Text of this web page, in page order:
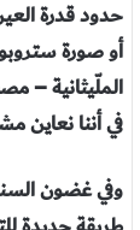
أو صورة
الملّيثانية –
في أننا نعاين
وفي غضون